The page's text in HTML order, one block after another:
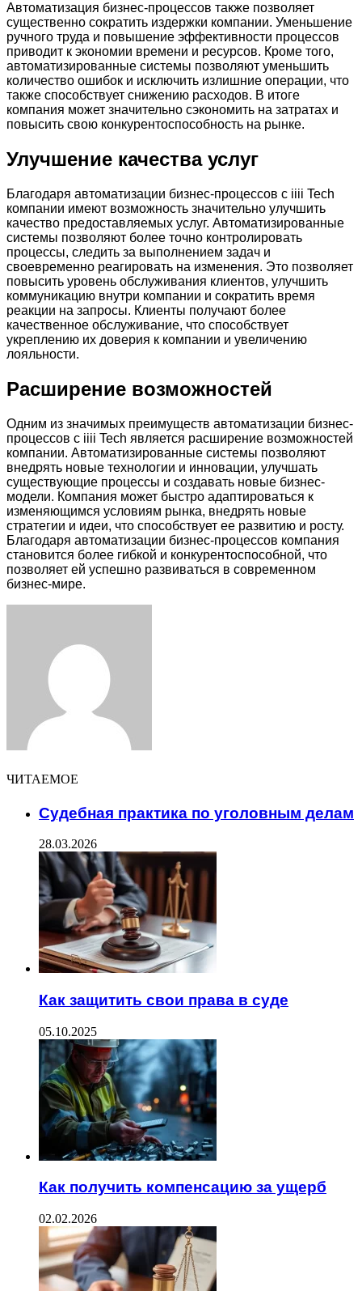
Автоматизация бизнес-процессов также позволяет
существенно сократить издержки компании. Уменьшение
ручного труда и повышение эффективности процессов
приводит к экономии времени и ресурсов. Кроме того,
автоматизированные системы позволяют уменьшить
количество ошибок и исключить излишние операции, что
также способствует снижению расходов. В итоге
компания может значительно сэкономить на затратах и
повысить свою конкурентоспособность на рынке.
Улучшение качества услуг
Благодаря автоматизации бизнес-процессов с iiii Tech
компании имеют возможность значительно улучшить
качество предоставляемых услуг. Автоматизированные
системы позволяют более точно контролировать
процессы, следить за выполнением задач и
своевременно реагировать на изменения. Это позволяет
повысить уровень обслуживания клиентов, улучшить
коммуникацию внутри компании и сократить время
реакции на запросы. Клиенты получают более
качественное обслуживание, что способствует
укреплению их доверия к компании и увеличению
лояльности.
Расширение возможностей
Одним из значимых преимуществ автоматизации бизнес-
процессов с iiii Tech является расширение возможностей
компании. Автоматизированные системы позволяют
внедрять новые технологии и инновации, улучшать
существующие процессы и создавать новые бизнес-
модели. Компания может быстро адаптироваться к
изменяющимся условиям рынка, внедрять новые
стратегии и идеи, что способствует ее развитию и росту.
Благодаря автоматизации бизнес-процессов компания
становится более гибкой и конкурентоспособной, что
позволяет ей успешно развиваться в современном
бизнес-мире.
ЧИТАЕМОЕ
Судебная практика по уголовным делам
28.03.2026
Как защитить свои права в суде
05.10.2025
Как получить компенсацию за ущерб
02.02.2026